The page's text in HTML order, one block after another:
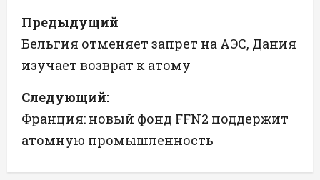
Н
а
в
и
г
а
Предыдущий
Бельгия отменяет запрет на АЭС, Дания
изучает возврат к атому
Следующий:
Франция: новый фонд FFN2 поддержит
атомную промышленность